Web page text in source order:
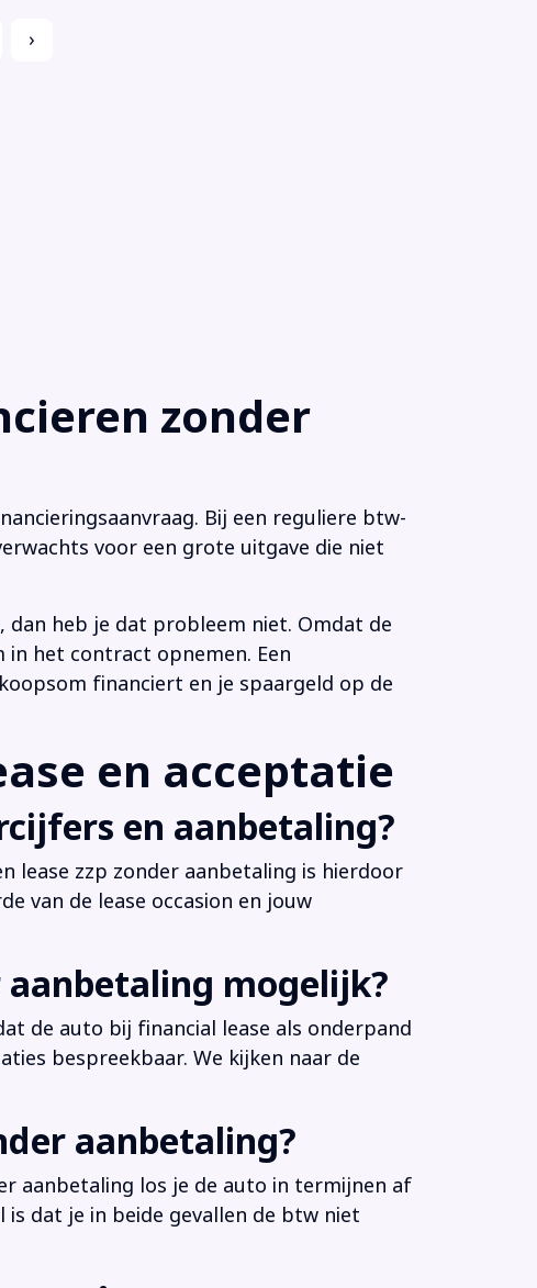
›
zonder
Bij een reguliere btw-
voor een grote uitgave die niet
dan heb je dat probleem niet. Omdat de
in het contract opnemen. Een
financiert en je spaargeld op de
en acceptatie
en aanbetaling?
lease zzp zonder aanbetaling is hierdoor
van de lease occasion en jouw
mogelijk?
de auto bij financial lease als onderpand
bespreekbaar. We kijken naar de
aanbetaling?
aanbetaling los je de auto in termijnen af
dat je in beide gevallen de btw niet